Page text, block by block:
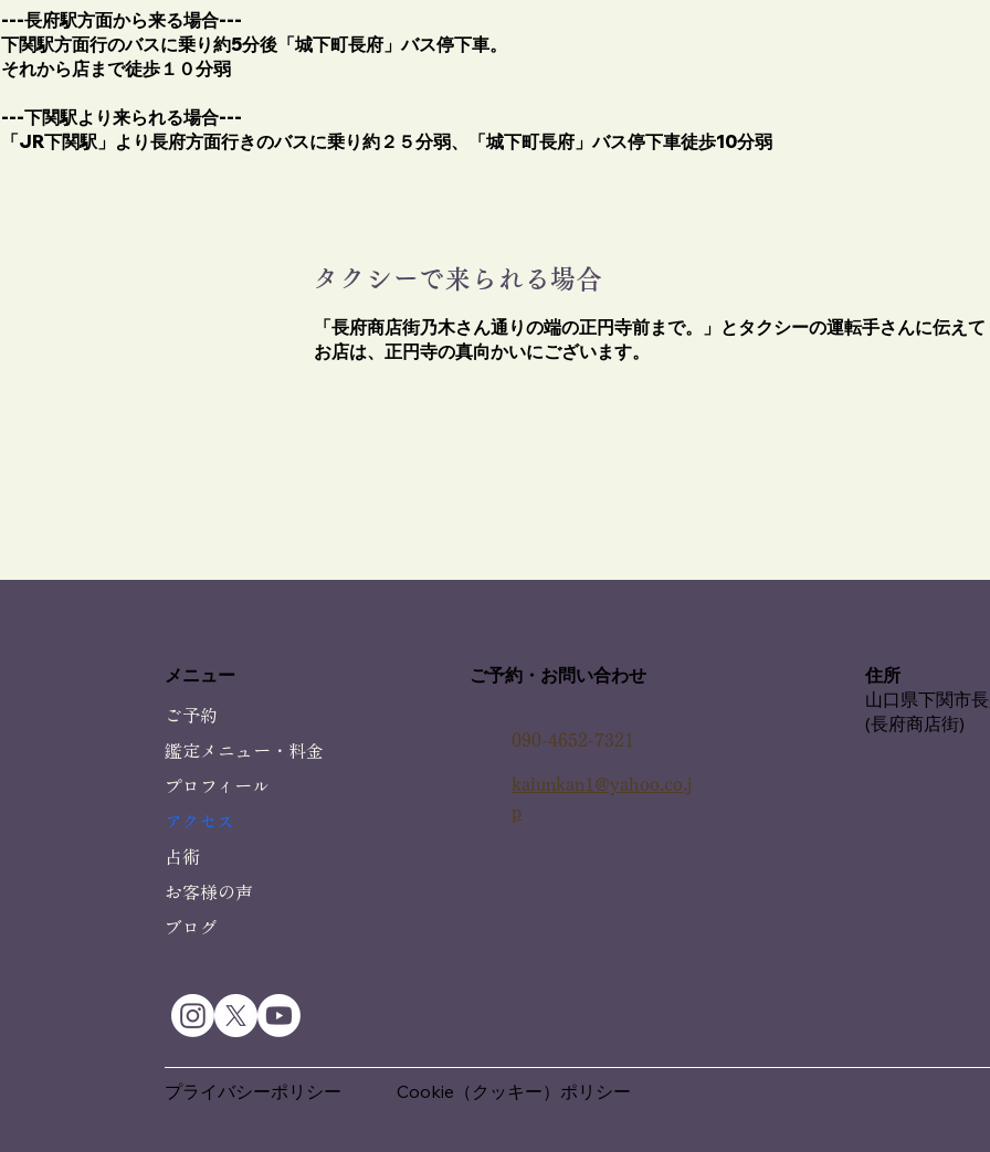
タクシーで来られる場合
「長府商店街乃木さん通りの端の正円寺前まで。」とタクシーの運転手さんに伝え
​お店は、正円寺の真向かいにございます。
---長府駅方面から来る場合---
下関駅方面行のバスに乗り約5分後「城下町長府」バス停下車。
それから店まで徒歩１０分弱
---下関駅より来られる場合---
「JR下関駅」より長府方面行きのバスに乗り約２５分弱、「城下町長府」バス停下車徒歩10分弱
メニュー
ご予約
鑑定メニュー・料金
プロフィール
アクセス
占術
お客様の声
ブログ
ご予約・お問い合わせ
090-4652-7321
kaiunkan1@yahoo.co.j
p
住所
山口県下関市
(長府商店街)
プライバシーポリシー Cookie（クッキー）ポリシー